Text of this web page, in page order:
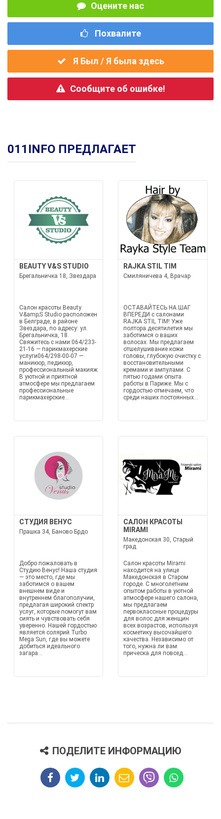
Оцените нас
Похвалите
Я Был / Я была здесь
Сообщите об ошибке!
011INFO ПРЕДЛАГАЕТ
BEAUTY V&S STUDIO
Брегальничка 18, Звездара
Салон красоты Beauty
V&amp;S Studio расположен
в Белграде, в районе
Звездара, по адресу: ул.
Брегальничка, 18.
Свяжитесь с нами:064/233-
21-16 — парикмахерские
услуги064/298-00-07 —
маникюр, педикюр,
профессиональный макияж
В уютной и приятной
атмосфере мы предлагаем
профессиональные
парикмахерские...
RAJKA STIL TIM
Смиляничева 4, Врачар
ОСТАВАЙТЕСЬ НА ШАГ
ВПЕРЕДИ с салонами
RAJKA STIL TIM! Уже
полтора десятилетия мы
заботимся о ваших
волосах. Мы предлагаем
отшелушивание кожи
головы, глубокую очистку с
восстановительными
кремами и ампулами. С
пятью годами опыта
работы в Париже. Мы с
гордостью отмечаем, что
среди наших постоянных...
СТУДИЯ ВЕНУС
Прашка 34, Баново Брдо
Добро пожаловать в
Студию Венус! Наша студия
— это место, где мы
заботимся о вашем
внешнем виде и
внутреннем благополучии,
предлагая широкий спектр
услуг, которые помогут вам
сиять и чувствовать себя
уверенно. Нашей гордостью
является солярий Turbo
Mega Sun, где вы можете
добиться идеального
загара...
САЛОН КРАСОТЫ
MIRAMI
Македонская 30, Старый
град
Салон красоты Mirami
находится на улице
Македонская в Старом
городе. С многолетним
опытом работы в уютной
атмосфере нашего салона,
мы предлагаем
первоклассные процедуры
для волос для женщин
всех возрастов, используя
косметику высочайшего
качества. Независимо от
того, нужна ли вам
прическа для повсед...
ПОДЕЛИТЕ ИНФОРМАЦИЮ